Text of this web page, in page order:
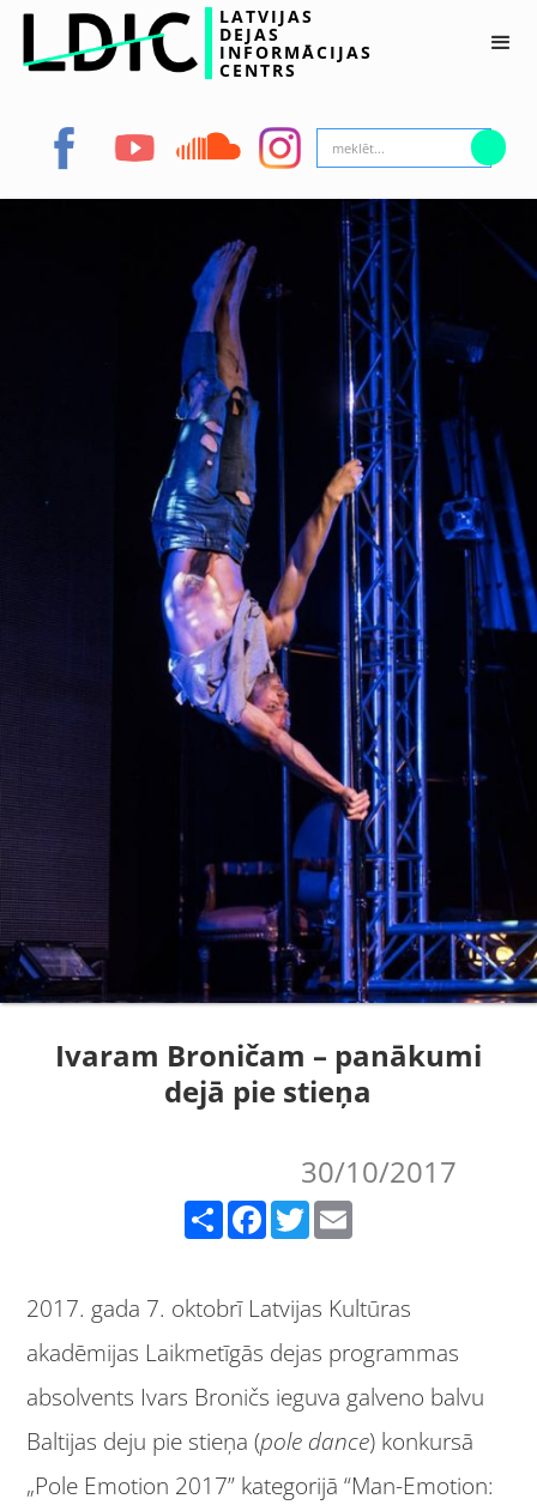
LATVIJAS
DEJAS
INFORMĀCIJAS
CENTRS
Ivaram Broničam – panākumi
dejā pie stieņa
30/10/2017
Facebook Twitter
2017. gada 7. oktobrī Latvijas Kultūras
akadēmijas Laikmetīgās dejas programmas
absolvents Ivars Broničs ieguva galveno balvu
Baltijas deju pie stieņa (pole dance) konkursā
„Pole Emotion 2017” kategorijā “Man-Emotion: